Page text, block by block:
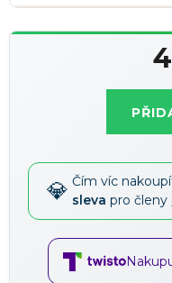
Čím víc
sleva pro členy